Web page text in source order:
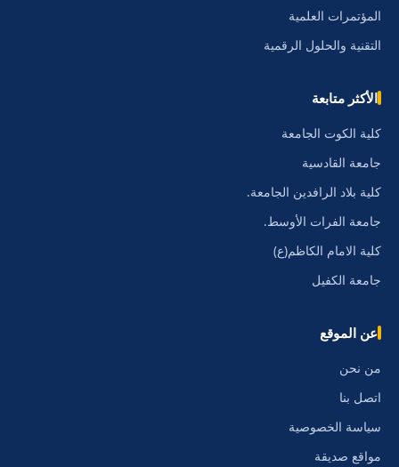
المؤتمرات العلمية
التقنية والحلول الرقمية
الأكثر متابعة
كلية الكوت الجامعة
جامعة القادسية
كلية بلاد الرافدين الجامعة.
جامعة الفرات الأوسط.
كلية الامام الكاظم(ع)
جامعة الكفيل
عن الموقع
من نحن
اتصل بنا
سياسة الخصوصية
مواقع صديقة